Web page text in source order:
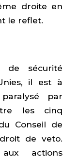
droite en
le reflet.
de sécurité
il est à
par
les cinq
Conseil de
de veto.
actions